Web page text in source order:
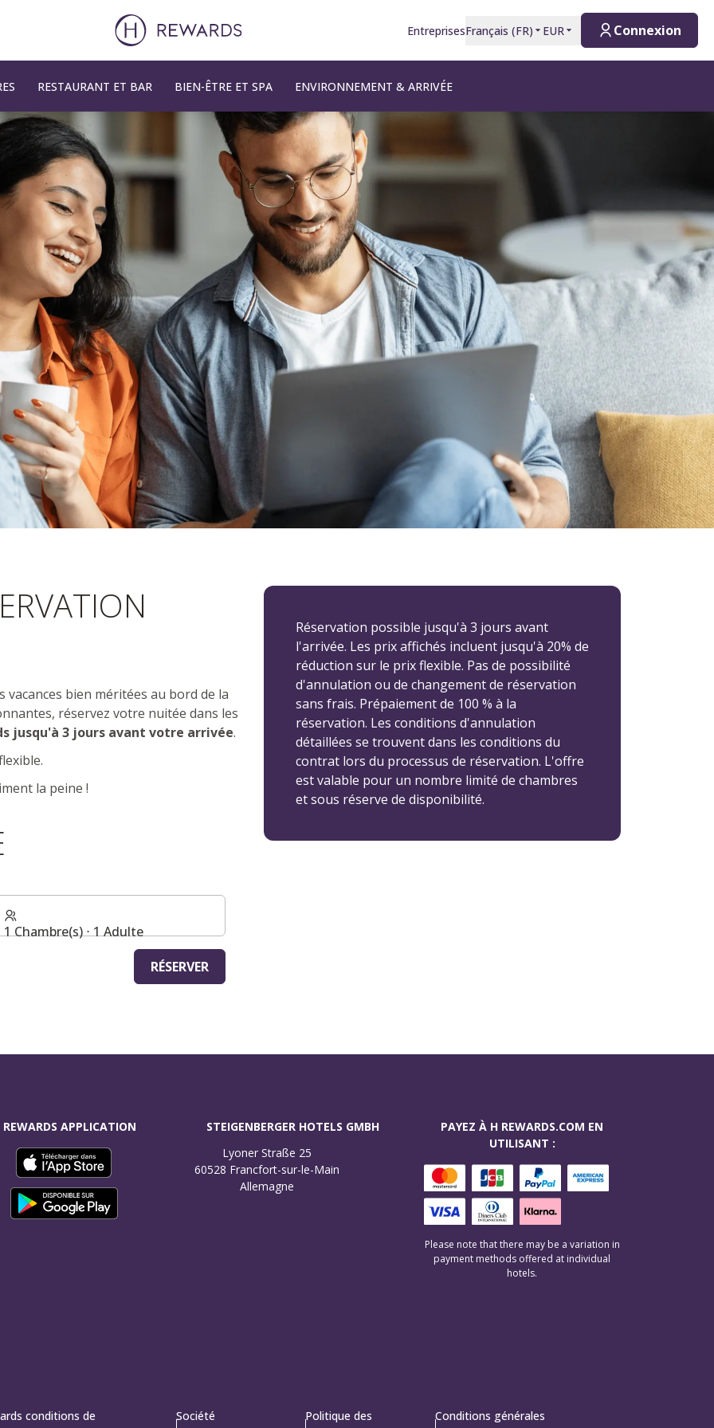
EntreprisesFrançais (FR) EUR Connexion
RESTAURANT ET BAR BIEN-ÊTRE ET SPA ENVIRONNEMENT & ARRIVÉE
bien méritées au bord de la
réservez votre nuitée dans les
jusqu'à 3 jours avant votre arrivée.
la peine !
1 Chambre(s) ⋅ 1 Adulte
RÉSERVER
Réservation possible jusqu'à 3 jours avant
l'arrivée. Les prix affichés incluent jusqu'à 20% de
réduction sur le prix flexible. Pas de possibilité
d'annulation ou de changement de réservation
sans frais. Prépaiement de 100 % à la
réservation. Les conditions d'annulation
détaillées se trouvent dans les conditions du
contrat lors du processus de réservation. L'offre
est valable pour un nombre limité de chambres
et sous réserve de disponibilité.
REWARDS APPLICATION
STEIGENBERGER HOTELS GMBH
Lyoner Straße 25
60528 Francfort-sur-le-Main
Allemagne
PAYEZ À H REWARDS.COM EN
UTILISANT :
Please note that there may be a variation in
payment methods offered at individual
hotels.
conditions de
Société
Politique des
Conditions générales